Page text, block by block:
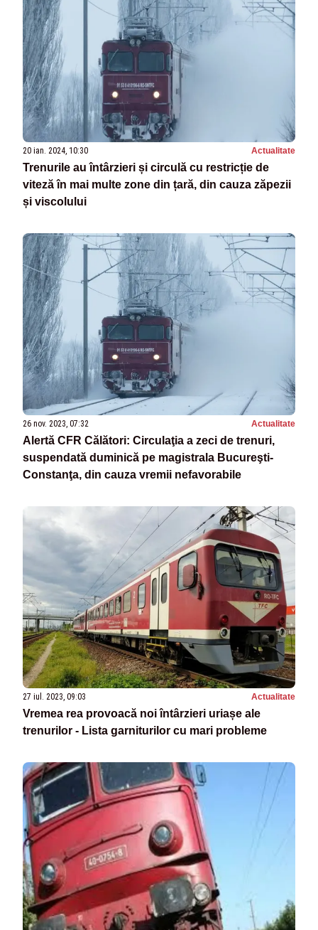
20 ian. 2024, 10:30 Actualitate
Trenurile au întârzieri și circulă cu restricție de
viteză în mai multe zone din țară, din cauza zăpezii
și viscolului
26 nov. 2023, 07:32 Actualitate
Alertă CFR Călători: Circulaţia a zeci de trenuri,
suspendată duminică pe magistrala Bucureşti-
Constanţa, din cauza vremii nefavorabile
27 iul. 2023, 09:03 Actualitate
Vremea rea provoacă noi întârzieri uriașe ale
trenurilor - Lista garniturilor cu mari probleme